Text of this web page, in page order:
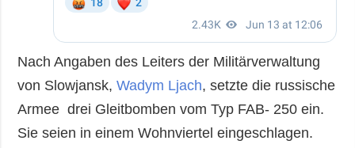
Nach Angaben des Leiters der Militärverwaltung
von Slowjansk,Wadym Ljach, setzte die russische
Armee drei Gleitbomben vom Typ FAB- 250 ein.
Sie seien in einem Wohnviertel eingeschlagen.